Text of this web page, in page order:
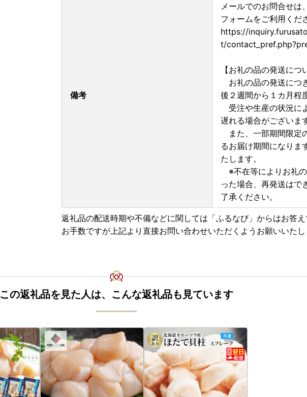
備考
メールでのお問合せは
フォームをご利用くだ
https://
t/
【お礼の品の発送につ
お礼の品の発送につ
後２週間から１カ月程
受注や生産の状況に
遅れる場合がございま
また、一部期間限定
るお届け期間になりま
たします。
※不在等によりお礼
った場合、再発送はで
了承ください。
返礼品の配送時期や不備などに関しては「ふるなび」からはお答え
お手数ですが上記より直接お問い合わせいただくようお願いいたし
この返礼品を見た人は、こんな返礼品も見ています